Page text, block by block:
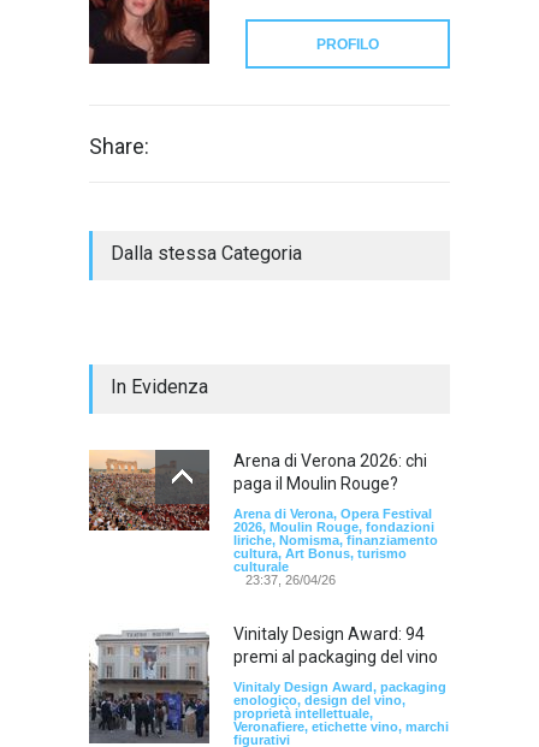
PROFILO
Share:
Dalla stessa Categoria
In Evidenza
Arena di Verona 2026: chi
paga il Moulin Rouge?
Arena di Verona, Opera Festival
2026, Moulin Rouge, fondazioni
liriche, Nomisma, finanziamento
cultura, Art Bonus, turismo
culturale
23:37, 26/04/26
Vinitaly Design Award: 94
premi al packaging del vino
Vinitaly Design Award, packaging
enologico, design del vino,
proprietà intellettuale,
Veronafiere, etichette vino, marchi
figurativi